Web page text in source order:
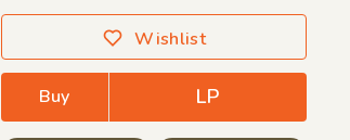
Wishlist
Buy LP